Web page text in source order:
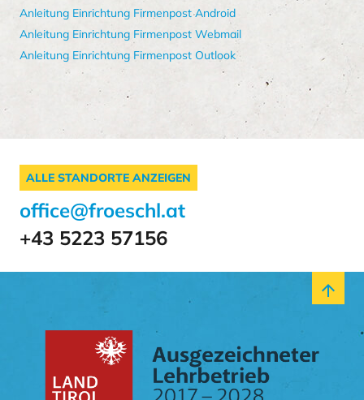
Anleitung Einrichtung Firmenpost Android
Anleitung Einrichtung Firmenpost Webmail
Anleitung Einrichtung Firmenpost Outlook
ALLE STANDORTE ANZEIGEN
office@froeschl.at
+43 5223 57156
arrow_upward